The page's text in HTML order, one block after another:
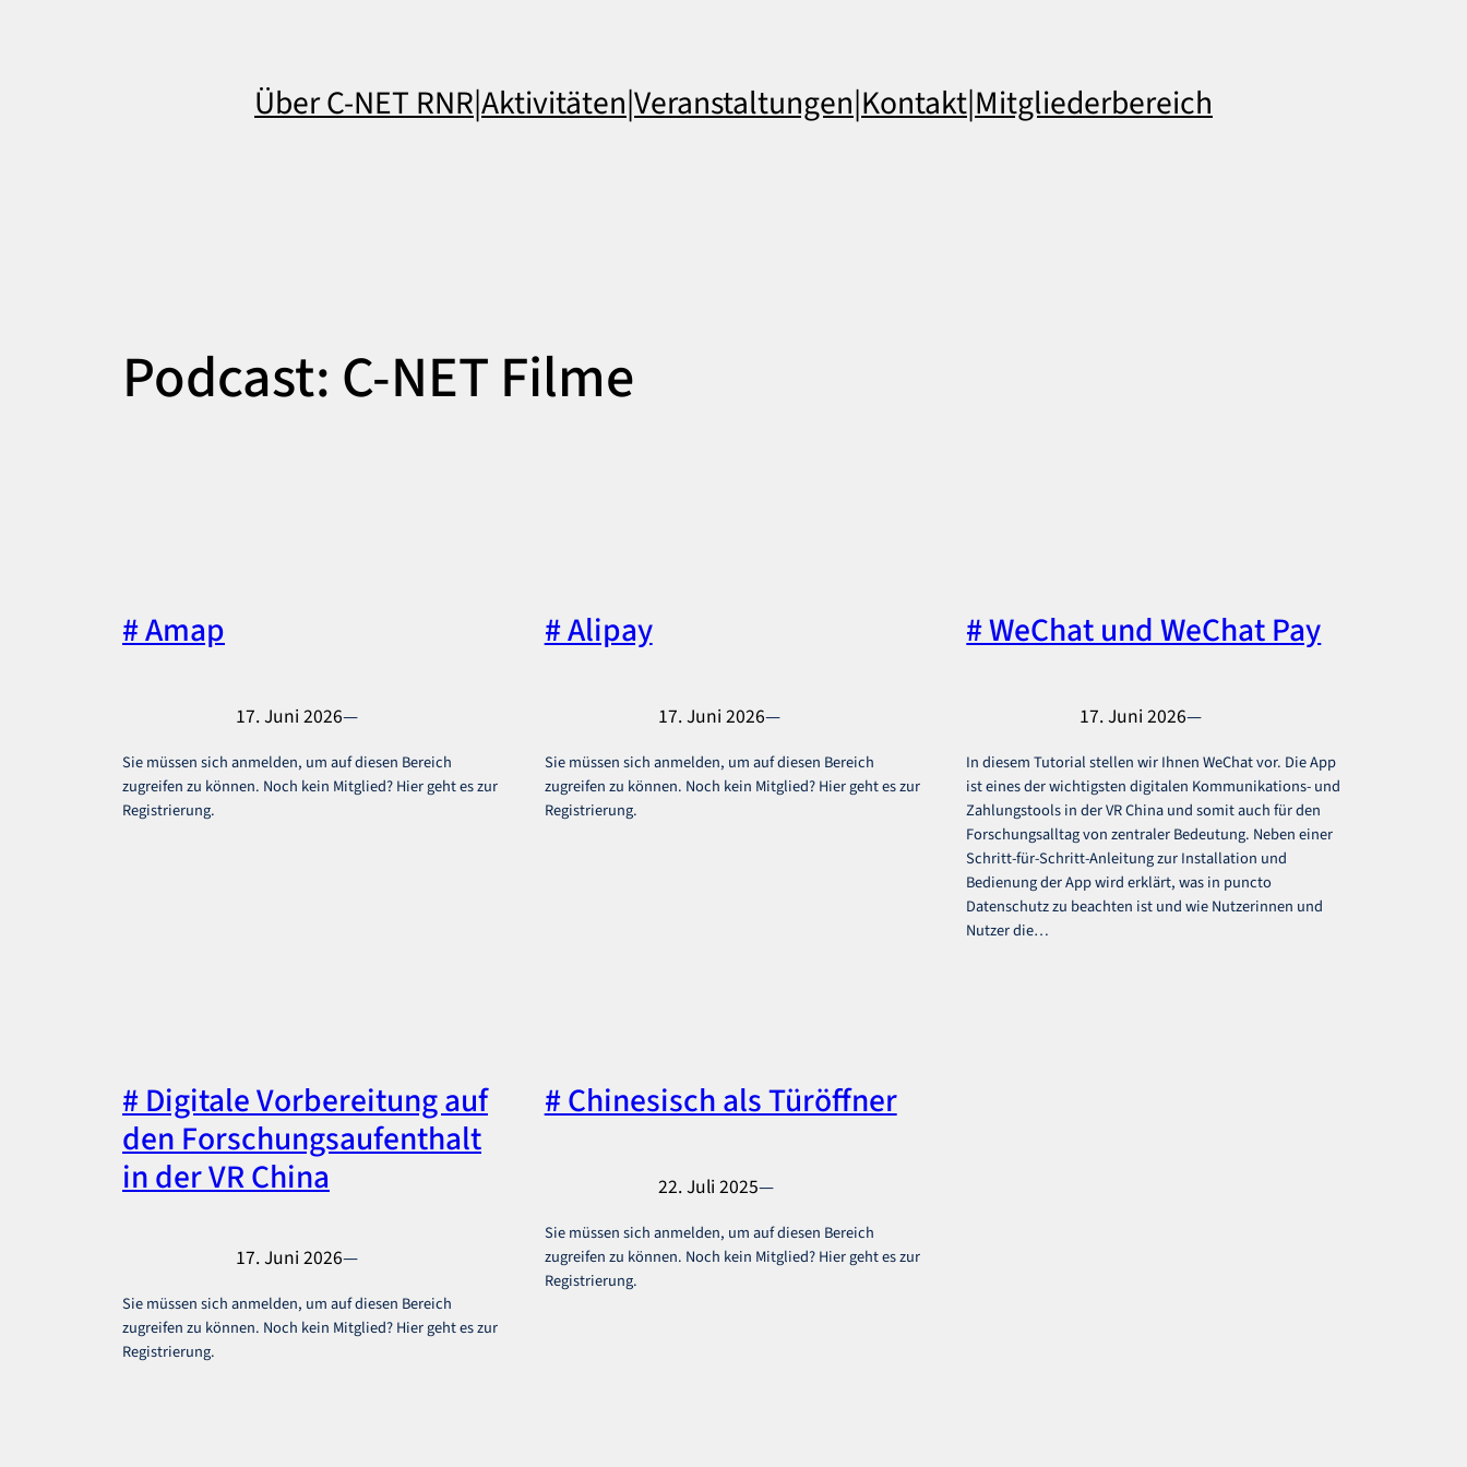
Über C-NET RNR|Aktivitäten|Veranstaltungen|Kontakt|Mitgliederbereich
Podcast: C-NET Filme
# Amap
17. Juni 2026—
Sie müssen sich anmelden, um auf diesen Bereich
zugreifen zu können. Noch kein Mitglied? Hier geht es zur
Registrierung.
# Alipay
17. Juni 2026—
Sie müssen sich anmelden, um auf diesen Bereich
zugreifen zu können. Noch kein Mitglied? Hier geht es zur
Registrierung.
# WeChat und WeChat Pay
17. Juni 2026—
In diesem Tutorial stellen wir Ihnen WeChat vor. Die App
ist eines der wichtigsten digitalen Kommunikations- und
Zahlungstools in der VR China und somit auch für den
Forschungsalltag von zentraler Bedeutung. Neben einer
Schritt-für-Schritt-Anleitung zur Installation und
Bedienung der App wird erklärt, was in puncto
Datenschutz zu beachten ist und wie Nutzerinnen und
Nutzer die…
# Digitale Vorbereitung auf
den Forschungsaufenthalt
in der VR China
17. Juni 2026—
Sie müssen sich anmelden, um auf diesen Bereich
zugreifen zu können. Noch kein Mitglied? Hier geht es zur
Registrierung.
# Chinesisch als Türöffner
22. Juli 2025—
Sie müssen sich anmelden, um auf diesen Bereich
zugreifen zu können. Noch kein Mitglied? Hier geht es zur
Registrierung.